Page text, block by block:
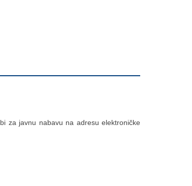
za javnu nabavu na adresu elektroničke